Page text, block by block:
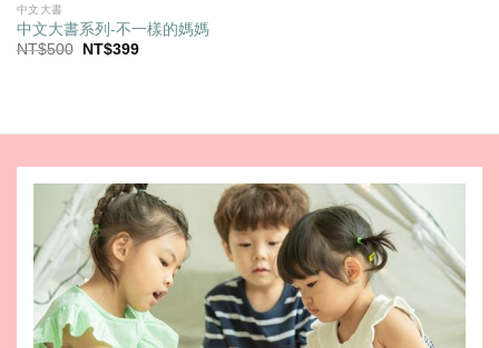
中文大書
中文大書系列-不一樣的媽媽
NT$500
原
NT$399目